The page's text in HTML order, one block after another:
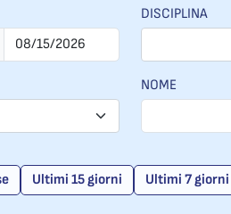
DISCIPLINA
NOME
Ultimi 15 giorni Ultimi 7 giorni